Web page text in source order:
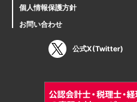
個人情報保護方針
お問い合わせ
公式X(Twitter)